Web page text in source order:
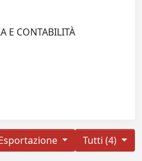
E CONTABILITÀ
Tutti (4)